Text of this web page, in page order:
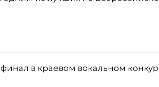
в краевом вокальном